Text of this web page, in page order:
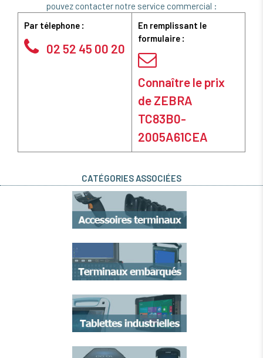
pouvez contacter notre service commercial :
Par télephone :
02 52 45 00 20
En remplissant le
formulaire :
Connaître le prix
de ZEBRA
TC83B0-
2005A61CEA
CATÉGORIES ASSOCIÉES